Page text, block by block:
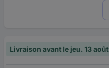
Livraison avant le jeu. 13 août